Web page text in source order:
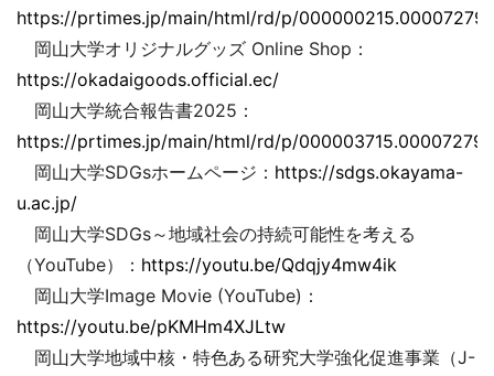
https://prtimes.jp/main/html/rd/p/
岡山大学オリジナルグッズ Online Shop：
https://okadaigoods.official.ec/
岡山大学統合報告書2025：
https://prtimes.jp/main/html/rd/p/
岡山大学SDGsホームページ： https://sdgs.okayama-
u.ac.jp/
岡山大学SDGs～地域社会の持続可能性を考える
（YouTube）： https://youtu.be/Qdqjy4mw4ik
岡山大学Image Movie (YouTube)：
https://youtu.be/pKMHm4XJLtw
岡山大学地域中核・特色ある研究大学強化促進事業（J-